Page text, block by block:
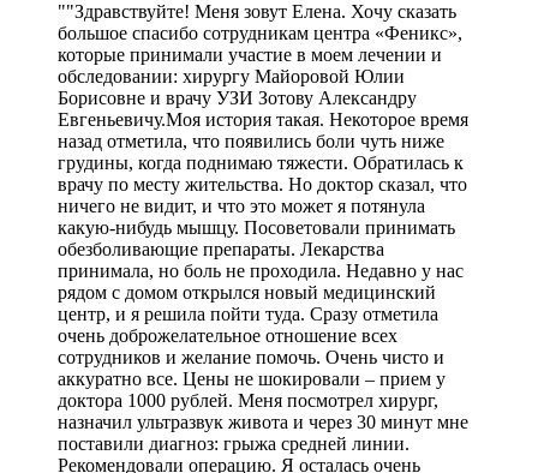
" Здравствуйте! Меня зовут Елена. Хочу сказать
большое спасибо сотрудникам центра «Феникс»,
которые принимали участие в моем лечении и
обследовании: хирургу Майоровой Юлии
Борисовне и врачу УЗИ Зотову Александру
Евгеньевичу.Моя история такая. Некоторое время
назад отметила, что появились боли чуть ниже
грудины, когда поднимаю тяжести. Обратилась к
врачу по месту жительства. Но доктор сказал, что
ничего не видит, и что это может я потянула
какую-нибудь мышцу. Посоветовали принимать
обезболивающие препараты. Лекарства
принимала, но боль не проходила. Недавно у нас
рядом с домом открылся новый медицинский
центр, и я решила пойти туда. Сразу отметила
очень доброжелательное отношение всех
сотрудников и желание помочь. Очень чисто и
аккуратно все. Цены не шокировали – прием у
доктора 1000 рублей. Меня посмотрел хирург,
назначил ультразвук живота и через 30 минут мне
поставили диагноз: грыжа средней линии.
Рекомендовали операцию. Я осталась очень